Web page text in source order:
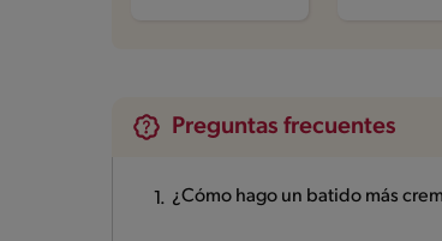
Preguntas frecuentes
¿Cómo hago un batido más